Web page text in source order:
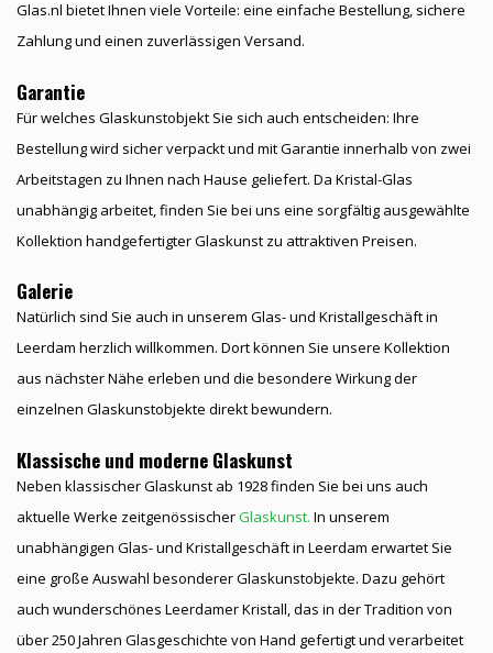
Glas.nl bietet Ihnen viele Vorteile: eine einfache Bestellung, sichere
Zahlung und einen zuverlässigen Versand.
Garantie
Für welches Glaskunstobjekt Sie sich auch entscheiden: Ihre
Bestellung wird sicher verpackt und mit Garantie innerhalb von zwei
Arbeitstagen zu Ihnen nach Hause geliefert. Da Kristal-Glas
unabhängig arbeitet, finden Sie bei uns eine sorgfältig ausgewählte
Kollektion handgefertigter Glaskunst zu attraktiven Preisen.
Galerie
Natürlich sind Sie auch in unserem Glas- und Kristallgeschäft in
Leerdam herzlich willkommen. Dort können Sie unsere Kollektion
aus nächster Nähe erleben und die besondere Wirkung der
einzelnen Glaskunstobjekte direkt bewundern.
Klassische und moderne Glaskunst
Neben klassischer Glaskunst ab 1928 finden Sie bei uns auch
aktuelle Werke zeitgenössischerGlaskunst. In unserem
unabhängigen Glas- und Kristallgeschäft in Leerdam erwartet Sie
eine große Auswahl besonderer Glaskunstobjekte. Dazu gehört
auch wunderschönes Leerdamer Kristall, das in der Tradition von
über 250 Jahren Glasgeschichte von Hand gefertigt und verarbeitet